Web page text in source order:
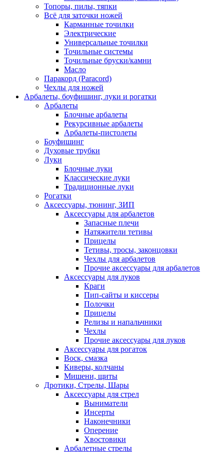
Топоры, пилы, тяпки
Всё для заточки ножей
Карманные точилки
Электрические
Универсальные точилки
Точильные системы
Точильные бруски/камни
Масло
Паракорд (Paracord)
Чехлы для ножей
Арбалеты, боуфишинг, луки и рогатки
Арбалеты
Блочные арбалеты
Рекурсивные арбалеты
Арбалеты-пистолеты
Боуфишинг
Духовые трубки
Луки
Блочные луки
Классические луки
Традиционные луки
Рогатки
Аксессуары, тюнинг, ЗИП
Аксессуары для арбалетов
Запасные плечи
Натяжители тетивы
Прицелы
Тетивы, тросы, законцовки
Чехлы для арбалетов
Прочие аксессуары для арбалетов
Аксессуары для луков
Краги
Пип-сайты и киссеры
Полочки
Прицелы
Релизы и напальчники
Чехлы
Прочие аксессуары для луков
Аксессуары для рогаток
Воск, смазка
Киверы, колчаны
Мишени, щиты
Дротики, Стрелы, Шары
Аксессуары для стрел
Выниматели
Инсерты
Наконечники
Оперение
Хвостовики
Арбалетные стрелы